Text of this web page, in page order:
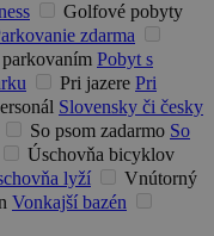
Golfové pobyty
zdarma
Pobyt s
Pri jazere Pri
Slovensky či česky
So psom zadarmo So
Úschovňa bicyklov
lyží
Vnútorný
Vonkajší bazén